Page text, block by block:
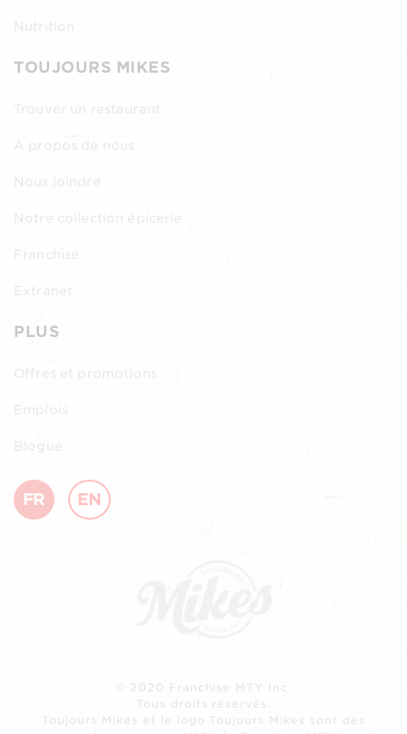
TOUJOURS MIKES
Nous joindre
PLUS
Emplois
Blogue
FR EN
© 2020 Franchise MTY Inc.
Tous droits réservés.
Toujours Mikes et le logo Toujours Mikes sont des